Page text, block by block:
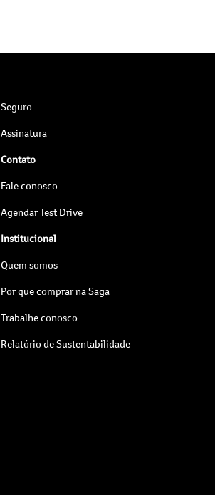
Seguro
Assinatura
Contato
Fale conosco
Agendar Test Drive
Institucional
Quem somos
Por que comprar na Saga
Trabalhe conosco
Relatório de Sustentabilidade